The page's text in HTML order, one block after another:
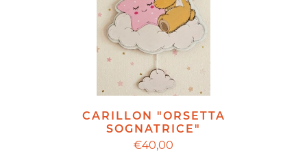
CARILLON "ORSETTA
SOGNATRICE"
€40,00